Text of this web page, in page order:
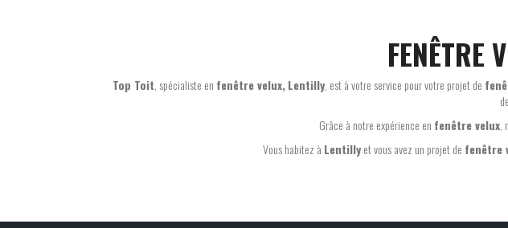
FENÊTRE
Top Toit , spécialiste en fenêtre velux, Lentilly, est à votre service pour votre projet de
de
Grâce à notre expérience en fenêtre velux
Vous habitez à Lentillyet vous avez un projet de fenêtre